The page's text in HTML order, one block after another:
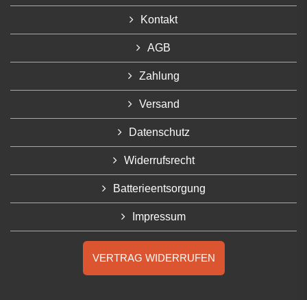
Kontakt
AGB
Zahlung
Versand
Datenschutz
Widerrufsrecht
Batterieentsorgung
Impressum
VERTRAG WIDERRUFEN